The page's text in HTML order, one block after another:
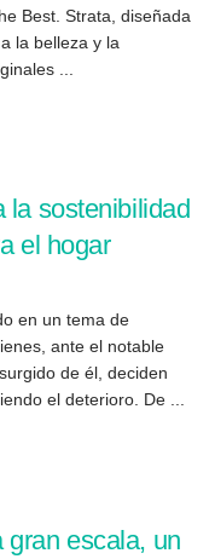
Best. Strata, diseñada
la belleza y la
...
la sostenibilidad
el hogar
en un tema de
ante el notable
de él, deciden
el deterioro. De ...
gran escala, un